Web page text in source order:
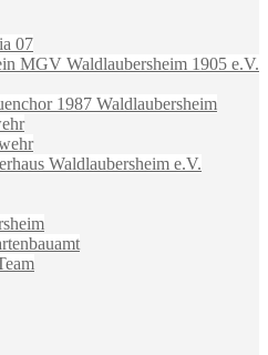
07
MGV Waldlaubersheim 1905 e.V.
1987 Waldlaubersheim
Waldlaubersheim e.V.